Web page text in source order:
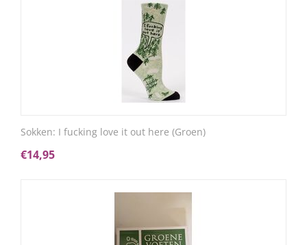
Sokken: I fucking love it out here (Groen)
€14,95